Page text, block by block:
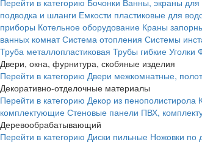
Перейти в категорию Бочонки Ванны, экраны
подводка и шланги Емкости пластиковые для
приборы Котельное оборудование Краны
ванных комнат Система отопления Системы
Труба металлопластиковая Трубы гибкие Уголки
Двери, окна, фурнитура, скобяные изделия
Перейти в категорию Двери межкомнатные,
Декоративно-отделочные материалы
Перейти в категорию Декор из пенополистирола
комплектующие Стеновые панели ПВХ,
Деревообрабатывающий
Перейти в категорию Диски пильные Ножовки по